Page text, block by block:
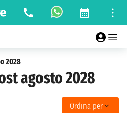
2028
agosto 2028
Ordina per